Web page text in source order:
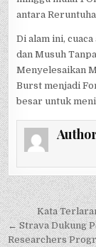
antara
Di alam ini,
dan Musuh
Menyelesaikan
Burst menjadi
besar untuk
PostKata
← Strava Dukung
Researchers